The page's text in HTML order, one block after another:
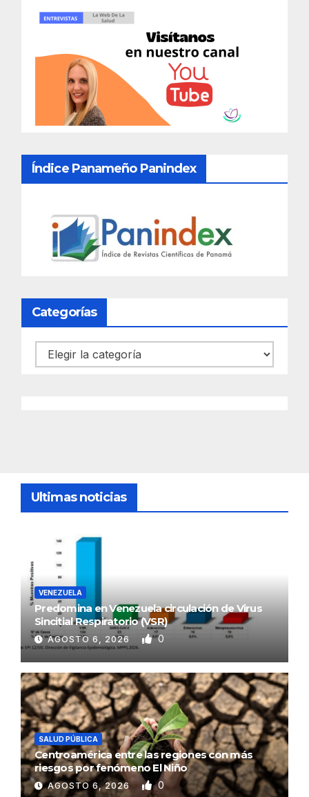
Índice Panameño Panindex
Categorías
Categorías
Ultimas noticias
VENEZUELA
Predomina en Venezuela circulación de Virus
Sincitial Respiratorio (VSR)
AGOSTO 6, 2026 0
SALUD PÚBLICA
Centroamérica entre las regiones con más
riesgos por fenómeno El Niño
AGOSTO 6, 2026 0